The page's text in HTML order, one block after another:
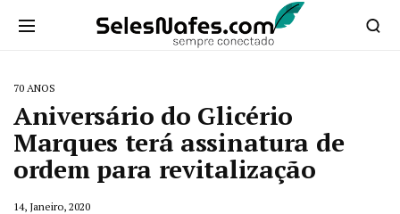
70 ANOS
Aniversário do Glicério
Marques terá assinatura de
ordem para revitalização
14, Janeiro, 2020